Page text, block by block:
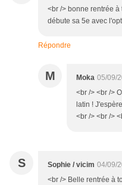
<br /> bonne rentrée
débute sa 5e avec
Répondre
M Moka 05/09/
<br /> <br />
latin !
<br /> <br />
S Sophie / vicim 04/09/
<br /> Belle rentrée à